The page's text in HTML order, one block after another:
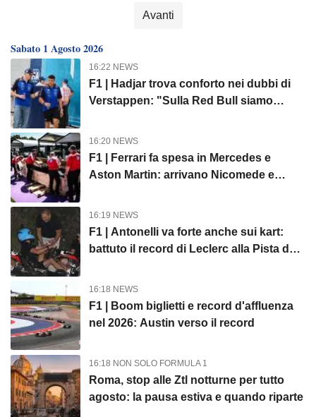
Avanti
Sabato 1 Agosto 2026
16:22 NEWS
F1 | Hadjar trova conforto nei dubbi di
Verstappen: "Sulla Red Bull siamo
16:20 NEWS
F1 | Ferrari fa spesa in Mercedes e
Aston Martin: arrivano Nicomede e
16:19 NEWS
F1 | Antonelli va forte anche sui kart:
battuto il record di Leclerc alla Pista dei
16:18 NEWS
F1 | Boom biglietti e record d'affluenza
nel 2026: Austin verso il record
16:18 NON SOLO FORMULA 1
Roma, stop alle Ztl notturne per tutto
agosto: la pausa estiva e quando riparte